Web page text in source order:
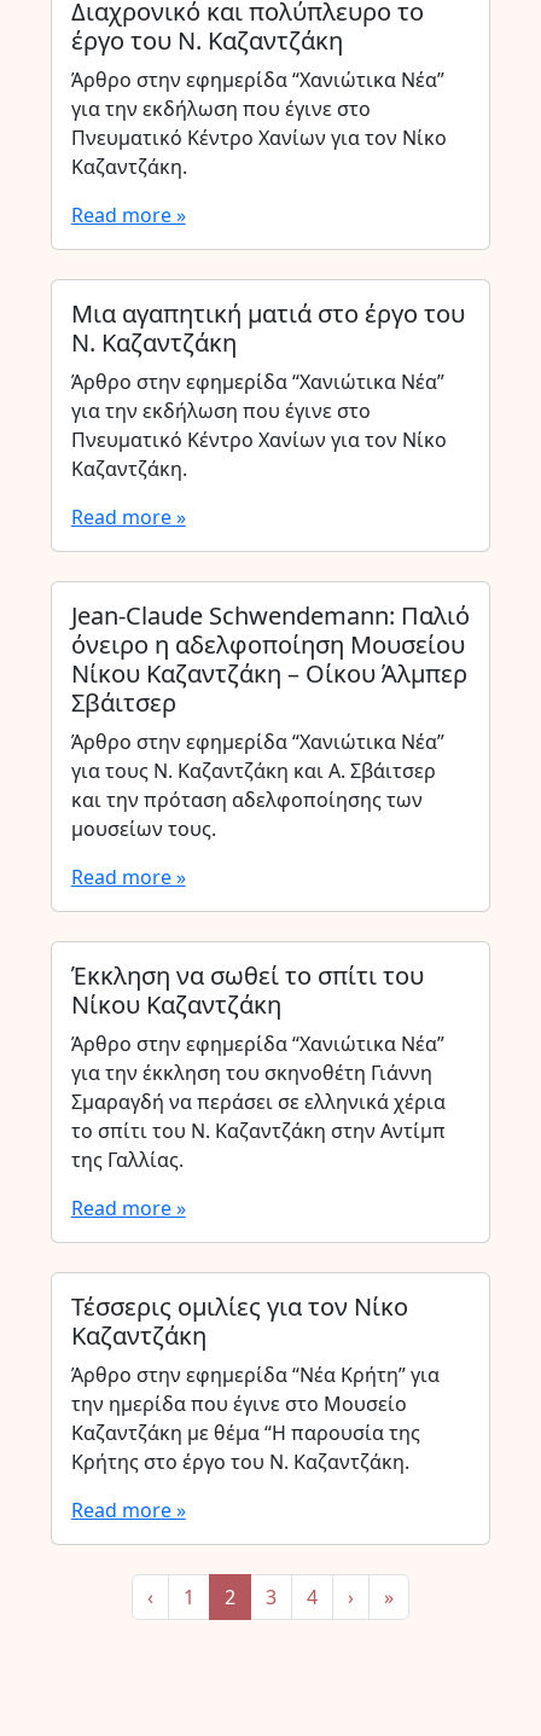
Διαχρονικό και πολύπλευρο το
έργο του Ν. Καζαντζάκη
Άρθρο στην εφημερίδα “Χανιώτικα Νέα”
για την εκδήλωση που έγινε στο
Πνευματικό Κέντρο Χανίων για τον Νίκο
Καζαντζάκη.
Read more »
Μια αγαπητική ματιά στο έργο του
Ν. Καζαντζάκη
Άρθρο στην εφημερίδα “Χανιώτικα Νέα”
για την εκδήλωση που έγινε στο
Πνευματικό Κέντρο Χανίων για τον Νίκο
Καζαντζάκη.
Read more »
Jean-Claude Schwendemann: Παλιό
όνειρο η αδελφοποίηση Μουσείου
Νίκου Καζαντζάκη – Οίκου Άλμπερ
Σβάιτσερ
Άρθρο στην εφημερίδα “Χανιώτικα Νέα”
για τους Ν. Καζαντζάκη και Α. Σβάιτσερ
και την πρόταση αδελφοποίησης των
μουσείων τους.
Read more »
Έκκληση να σωθεί το σπίτι του
Νίκου Καζαντζάκη
Άρθρο στην εφημερίδα “Χανιώτικα Νέα”
για την έκκληση του σκηνοθέτη Γιάννη
Σμαραγδή να περάσει σε ελληνικά χέρια
το σπίτι του Ν. Καζαντζάκη στην Αντίμπ
της Γαλλίας.
Read more »
Τέσσερις ομιλίες για τον Νίκο
Καζαντζάκη
Άρθρο στην εφημερίδα “Νέα Κρήτη” για
την ημερίδα που έγινε στο Μουσείο
Καζαντζάκη με θέμα “Η παρουσία της
Κρήτης στο έργο του Ν. Καζαντζάκη.
Read more »
Page navigation
‹ Page
1 Current Page
2 Page
3 Page
4 › »